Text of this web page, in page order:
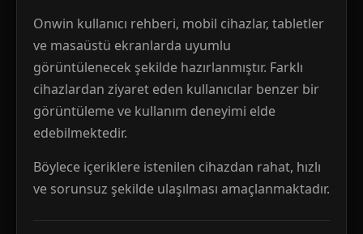
Onwin kullanıcı rehberi, mobil cihazlar, tabletler
ve masaüstü ekranlarda uyumlu
görüntülenecek şekilde hazırlanmıştır. Farklı
cihazlardan ziyaret eden kullanıcılar benzer bir
görüntüleme ve kullanım deneyimi elde
edebilmektedir.
Böylece içeriklere istenilen cihazdan rahat, hızlı
ve sorunsuz şekilde ulaşılması amaçlanmaktadır.